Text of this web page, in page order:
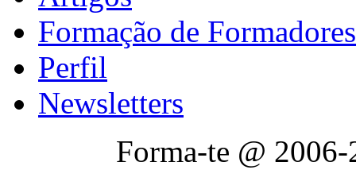
Formação de Formadores
Perfil
Newsletters
Forma-te @